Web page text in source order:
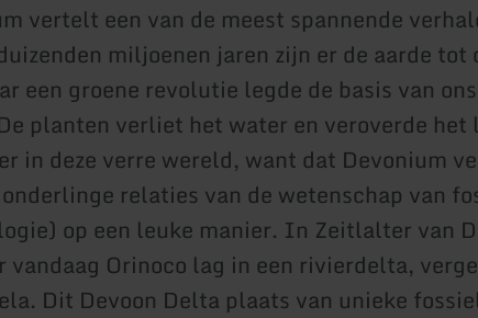
vertelt een van de meest spannende
miljoenen jaren zijn er de aarde tot
een groene revolutie legde de basis van
planten verliet het water en veroverde het
in deze verre wereld, want dat Devonium
relaties van de wetenschap van
op een leuke manier. In Zeitlalter van
vandaag Orinoco lag in een rivierdelta,
Dit Devoon Delta plaats van unieke